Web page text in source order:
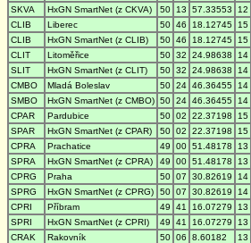
SKVA
HxGN SmartNet (z CKVA) 50 13 57.33553 12
CLIB
Liberec 50 46 18.12745 15
CLIB
HxGN SmartNet (z CLIB) 50 46 18.12745 15
CLIT
Litoměřice 50 32 24.98638 14
SLIT
HxGN SmartNet (z CLIT) 50 32 24.98638 14
CMBO
Mladá Boleslav 50 24 46.36455 14
SMBO
HxGN SmartNet (z CMBO) 50 24 46.36455 14
CPAR
Pardubice 50 02 22.37198 15
SPAR
HxGN SmartNet (z CPAR) 50 02 22.37198 15
CPRA
Prachatice 49 00 51.48178 13
SPRA
HxGN SmartNet (z CPRA) 49 00 51.48178 13
CPRG
Praha 50 07 30.82619 14
SPRG
HxGN SmartNet (z CPRG) 50 07 30.82619 14
CPRI
Příbram 49 41 16.07279 13
SPRI
HxGN SmartNet (z CPRI) 49 41 16.07279 13
CRAK
Rakovník 50 06 8.60182 13